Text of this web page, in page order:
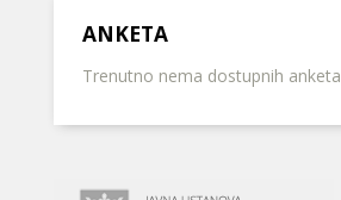
ANKETA
Trenutno nema dostupnih anketa